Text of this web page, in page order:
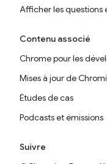
Afficher les questions
Contenu associé
Chrome pour les
Mises à jour de
Études de cas
Podcasts et émissions
Suivre